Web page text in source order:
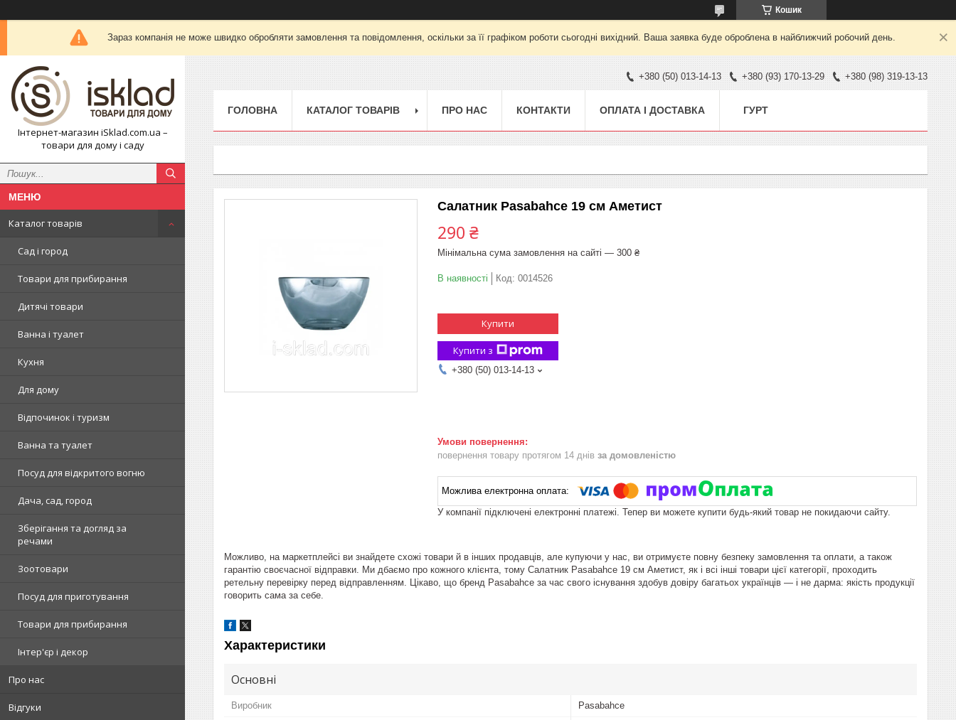
Кошик
Зараз компанія не може швидко обробляти замовлення та повідомлення, оскільки за її графіком роботи сьогодні вихідний. Ваша заявка буде оброблена в найближчий робочий день.
Інтернет-магазин iSklad.com.ua –
товари для дому і саду
Каталог товарів
Сад і город
Товари для прибирання
Дитячі товари
Ванна і туалет
Кухня
Для дому
Відпочинок і туризм
Ванна та туалет
Посуд для відкритого вогню
Дача, сад, город
Зберігання та догляд за
речами
Зоотовари
Посуд для приготування
Товари для прибирання
Інтер'єр і декор
Про нас
Відгуки
+380 (50) 013-14-13 +380 (93) 170-13-29 +380 (98) 319-13-13
ГОЛОВНА КАТАЛОГ ТОВАРІВ ПРО НАС КОНТАКТИ ОПЛАТА І ДОСТАВКА ГУРТ
Салатник Pasabahce 19 см Аметист
290 ₴
Мінімальна сума замовлення на сайті — 300 ₴
В наявності Код: 0014526
Купити
Купити з
+380 (50) 013-14-13
повернення товару протягом 14 днів за домовленістю
У компанії підключені електронні платежі. Тепер ви можете купити будь-який товар не покидаючи сайту.
Можливо, на маркетплейсі ви знайдете схожі товари й в інших продавців, але купуючи у нас, ви отримуєте повну безпеку замовлення та оплати, а також
гарантію своєчасної відправки. Ми дбаємо про кожного клієнта, тому Салатник Pasabahce 19 см Аметист, як і всі інші товари цієї категорії, проходить
ретельну перевірку перед відправленням. Цікаво, що бренд Pasabahce за час свого існування здобув довіру багатьох українців — і не дарма: якість продукції
говорить сама за себе.
Характеристики
Основні
Виробник Pasabahce